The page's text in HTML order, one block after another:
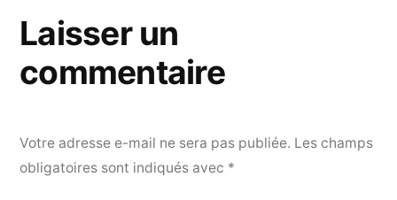
Laisser un
commentaire
Votre adresse e-mail ne sera pas publiée. Les champs
obligatoires sont indiqués avec *